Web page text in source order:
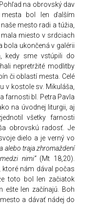
na obrovský dav
mesta bol len ďalším
mesto radi a túžia,
miesto v srdciach
bola ukončená v galérii
kedy sme vstúpili do
nepretržité modlitby
či oblastí mesta. Celé
v kostole sv. Mikuláša,
farnosti bl. Petra Pavla
na úvodnej liturgii, aj
všetky farnosti
obrovskú radosť. Je
dielo a je verný vo
alebo traja zhromaždení
nimi“ (Mt 18,20).
ktoré nám dával počas
toto bol len začiatok
len začínajú. Boh
a dávať nádej do